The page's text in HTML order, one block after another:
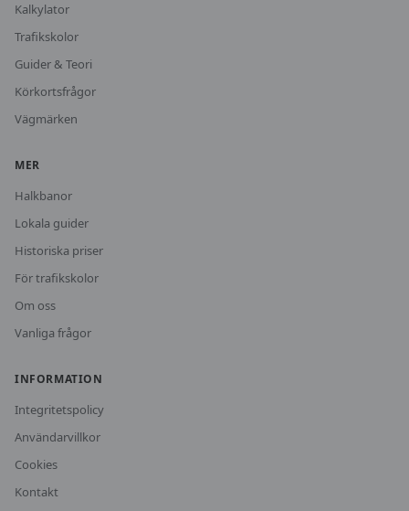
Kalkylator
Trafikskolor
Guider & Teori
Körkortsfrågor
Vägmärken
MER
Halkbanor
Lokala guider
Historiska priser
För trafikskolor
Om oss
Vanliga frågor
INFORMATION
Integritetspolicy
Användarvillkor
Cookies
Kontakt